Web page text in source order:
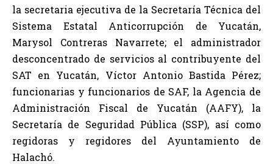
la secretaria ejecutiva de la Secretaría Técnica del
Sistema Estatal Anticorrupción de Yucatán,
Marysol Contreras Navarrete; el administrador
desconcentrado de servicios al contribuyente del
SAT en Yucatán, Víctor Antonio Bastida Pérez;
funcionarias y funcionarios de SAF, la Agencia de
Administración Fiscal de Yucatán (AAFY), la
Secretaría de Seguridad Pública (SSP), así como
regidoras y regidores del Ayuntamiento de
Halachó.